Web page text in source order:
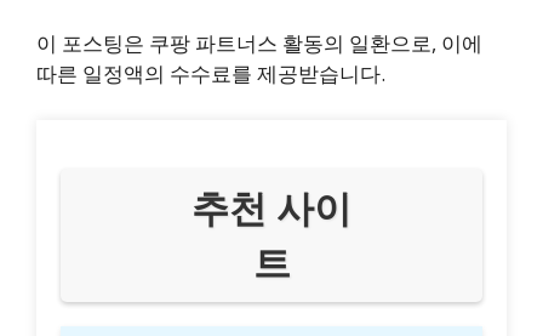
이 포스팅은 쿠팡 파트너스 활동의 일환으로, 이에
따른 일정액의 수수료를 제공받습니다.
추천 사이
트